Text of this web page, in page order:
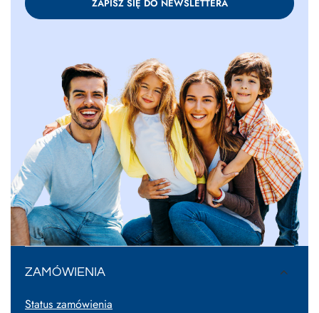
ZAPISZ SIĘ DO NEWSLETTERA
ZAMÓWIENIA
Status zamówienia